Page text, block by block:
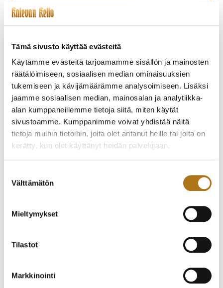
Tämä sivusto käyttää evästeitä
Käytämme evästeitä tarjoamamme sisällön ja mainosten
räätälöimiseen, sosiaalisen median ominaisuuksien
tukemiseen ja kävijämäärämme analysoimiseen. Lisäksi
jaamme sosiaalisen median, mainosalan ja analytiikka-
alan kumppaneillemme tietoja siitä, miten käytät
sivustoamme. Kumppanimme voivat yhdistää näitä
tietoja muihin tietoihin, joita olet antanut heille tai joita on
kerätty, kun olet käyttänyt heidän palvelujaan.
valinta
Välttämätön
Mieltymykset
Tilastot
Markkinointi
TUTUSTU MYÖS
360,00